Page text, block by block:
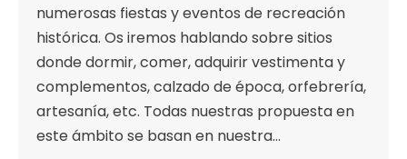
numerosas fiestas y eventos de recreación
histórica. Os iremos hablando sobre sitios
donde dormir, comer, adquirir vestimenta y
complementos, calzado de época, orfebrería,
artesanía, etc. Todas nuestras propuesta en
este ámbito se basan en nuestra…